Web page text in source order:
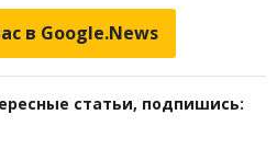
в Google.News
статьи, подпишись: